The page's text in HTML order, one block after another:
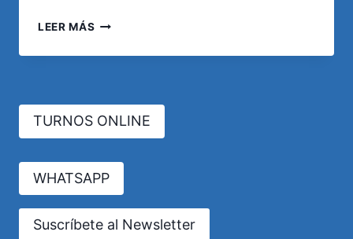
LEER MÁS EJERCITANDO
EQUILIBRIO
MAYORES
TURNOS ONLINE
WHATSAPP
Suscríbete al Newsletter